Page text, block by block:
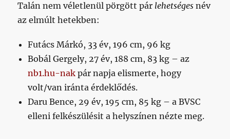
Talán nem véletlenül pörgött pár lehetséges név
az elmúlt hetekben:
Futács Márkó, 33 év, 196 cm, 96 kg
Bobál Gergely, 27 év, 188 cm, 83 kg – az
nb1.hu-nak pár napja elismerte, hogy
volt/van iránta érdeklődés.
Daru Bence, 29 év, 195 cm, 85 kg – a BVSC
elleni felkészülésit a helyszínen nézte meg.